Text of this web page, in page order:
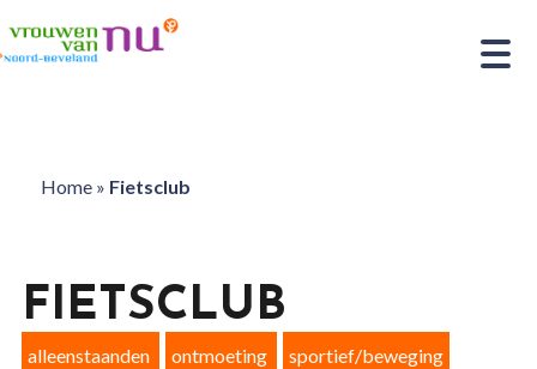
Home» Fietsclub
FIETSCLUB
alleenstaanden ontmoeting sportief/beweging